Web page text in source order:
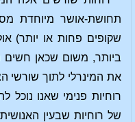
תחושת-אושר מיוחדת
שקופים פחות או יותר)
ביותר, משום שכאן
את המינרלי לתוך שורשי
רוחיות פנימי שאנו נוכל
של רוחיות שבעין